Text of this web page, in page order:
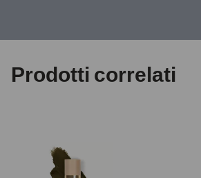
Prodotti correlati